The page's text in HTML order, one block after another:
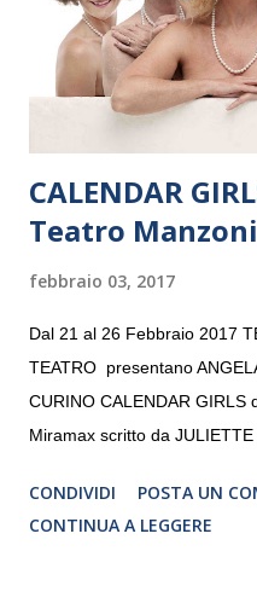
volta. L’orchestra, fondata
da un prestigioso consiglio di
CALENDAR
Teatro Manzoni
febbraio 03, 2017
Dal 21 al 26 Febbraio 2017
TEATRO presentano
CURINO CALENDAR GIRLS
Miramax scritto da
CRISTINA PEZZOLI
CONDIVIDI
POSTA UN
CONTINUA A LEGGERE